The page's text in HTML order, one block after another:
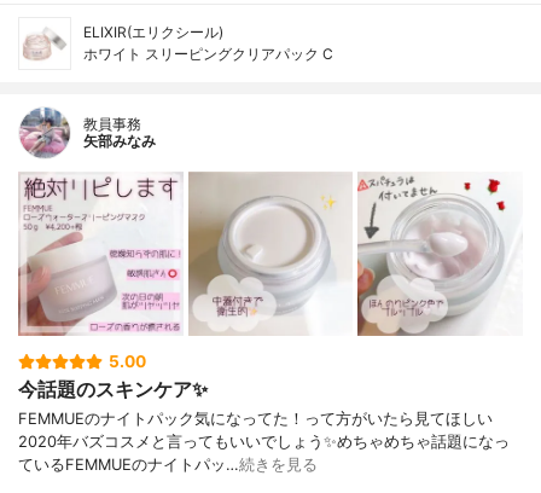
ELIXIR(エリクシール)
ホワイト スリーピングクリアパック C
教員事務
矢部みなみ
5.00
今話題のスキンケア✨
FEMMUEのナイトパック気になってた！って方がいたら見てほしい
2020年バズコスメと言ってもいいでしょう✨めちゃめちゃ話題になっ
ているFEMMUEのナイトパッ…続きを見る